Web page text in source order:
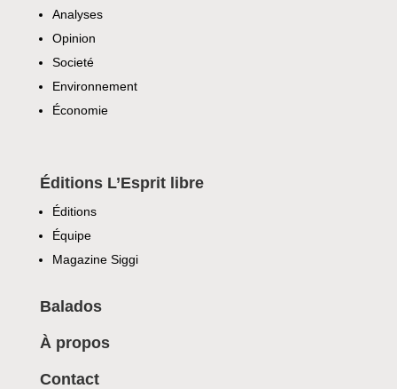
Analyses
Opinion
Societé
Environnement
Économie
Éditions L’Esprit libre
Éditions
Équipe
Magazine Siggi
Balados
À propos
Contact